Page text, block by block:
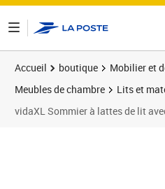
Accueil boutique
Mobilier et
Meubles de chambre
Lits et
vidaXL Sommier à lattes de lit